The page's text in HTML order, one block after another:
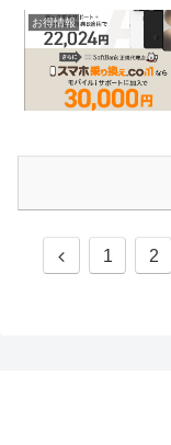
お得情報
前
1 2